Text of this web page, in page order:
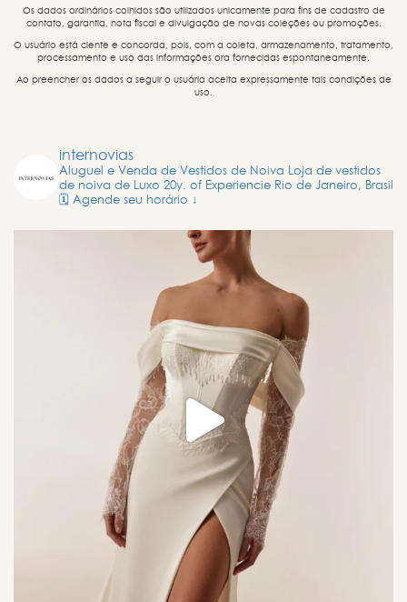
Os dados ordinários colhidos são utilizados unicamente para fins de cadastro de
contato, garantia, nota fiscal e divulgação de novas coleções ou promoções.
O usuário está ciente e concorda, pois, com a coleta, armazenamento, tratamento,
processamento e uso das informações ora fornecidas espontaneamente.
Ao preencher os dados a seguir o usuário aceita expressamente tais condições de
uso.
internovias
Aluguel e Venda de Vestidos de Noiva Loja de vestidos
de noiva de Luxo 20y. of Experiencie Rio de Janeiro, Brasil
🗓️ Agende seu horário ↓